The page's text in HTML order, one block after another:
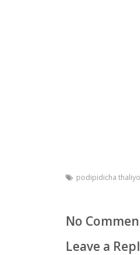
podipidicha
No
Leave a